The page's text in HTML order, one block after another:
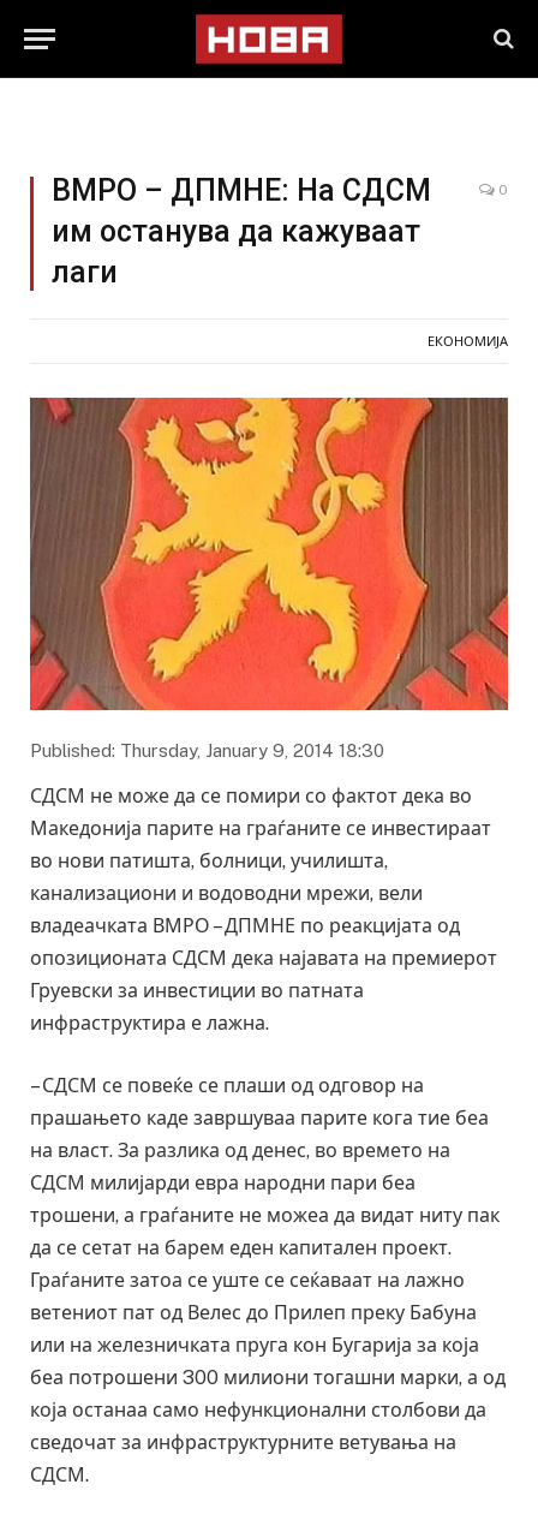
ВМРО – ДПМНЕ: На СДСМ
им останува да кажуваат
лаги
0
ЕКОНОМИЈА
Published: Thursday, January 9, 2014 18:30
СДСМ не може да се помири со фактот дека во
Македонија парите на граѓаните се инвестираат
во нови патишта, болници, училишта,
канализациони и водоводни мрежи, вели
владеачката ВМРО – ДПМНЕ по реакцијата од
опозиционата СДСМ дека најавата на премиерот
Груевски за инвестиции во патната
инфраструктира е лажна.
– СДСМ се повеќе се плаши од одговор на
прашањето каде завршуваа парите кога тие беа
на власт. За разлика од денес, во времето на
СДСМ милијарди евра народни пари беа
трошени, а граѓаните не можеа да видат ниту пак
да се сетат на барем еден капитален проект.
Граѓаните затоа се уште се сеќаваат на лажно
ветениот пат од Велес до Прилеп преку Бабуна
или на железничката пруга кон Бугарија за која
беа потрошени 300 милиони тогашни марки, а од
која останаа само нефункционални столбови да
сведочат за инфраструктурните ветувања на
СДСМ.